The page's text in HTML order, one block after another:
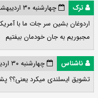
ترک
چهارشنبه ۳۰ اردیبهشت ۱۴۰۵ ۲۲:۲۷:۳۶
اردوغان بشین سر جات ما با
مجبوریم به جان خودمان بیفتیم
ناشناس
چهارشنبه ۳۰ اردیبهشت ۱۴۰۵ ۲۲:۳۰:۴۳
تشویق ایسلندی میکرد یعنی؟؟